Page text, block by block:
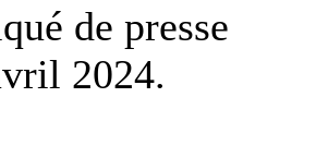
de presse
2024.